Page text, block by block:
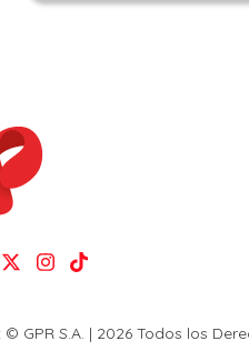
GPR S.A. | 2026 Todos los